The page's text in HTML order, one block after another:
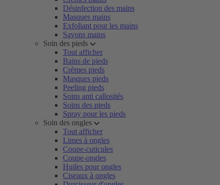
Désinfection des mains
Masques mains
Exfoliant pour les mains
Savons mains
Soin des pieds
Tout afficher
Bains de pieds
Crèmes pieds
Masques pieds
Peeling pieds
Soins anti callosités
Soins des pieds
Spray pour les pieds
Soin des ongles
Tout afficher
Limes à ongles
Coupe-cuticules
Coupe-ongles
Huiles pour ongles
Ciseaux à ongles